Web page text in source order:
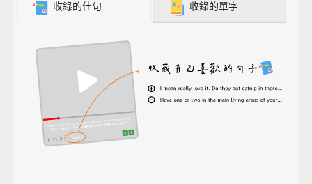
收錄的佳句 收錄的單字